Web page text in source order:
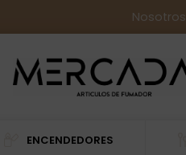
Nosotros
ENCENDEDORES